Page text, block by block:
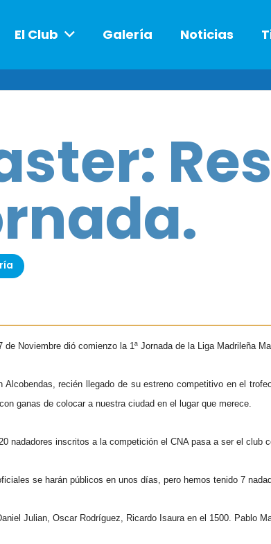
El Club Galería Noticias
de Noviembre dió comienzo la 1ª Jornada de la Liga Madrileña
Alcobendas, recién llegado de su estreno competitivo en el
ganas de colocar a nuestra ciudad en el lugar que merece.
nadadores inscritos a la competición el CNA pasa a ser el club
se harán públicos en unos días, pero hemos tenido 7
Julian, Oscar Rodríguez, Ricardo Isaura en el 1500. Pablo